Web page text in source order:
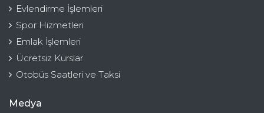
Evlendirme İşlemleri
Spor Hizmetleri
Emlak İşlemleri
Ücretsiz Kurslar
Otobüs Saatleri ve Taksi
Medya